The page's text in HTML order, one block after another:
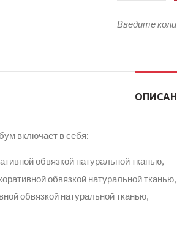
Введите
включает в себя:
обвязкой натуральной тканью,
обвязкой натуральной тканью,
обвязкой натуральной тканью,